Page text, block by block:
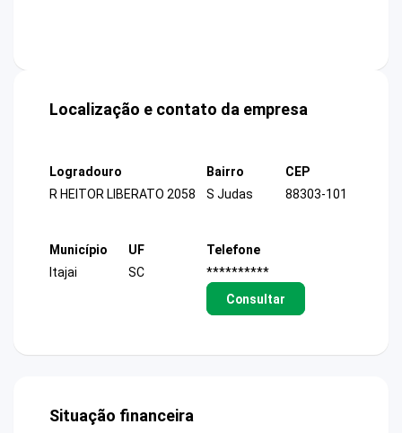
Localização e contato da empresa
Logradouro
R HEITOR LIBERATO 2058
Bairro
S Judas
CEP
88303-101
Município
Itajai
UF
SC
Telefone
**********
Consultar
Situação financeira